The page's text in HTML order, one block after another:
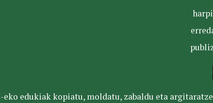
eko edukiak kopiatu, moldatu, zabaldu eta